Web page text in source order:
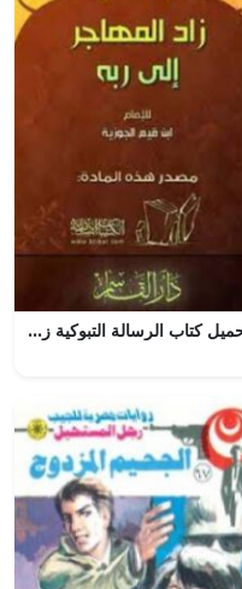
تحميل كتاب الرسالة التبوكية زاد المهاجر إلى ربه ابن القيم بصيغة PDF مجانا